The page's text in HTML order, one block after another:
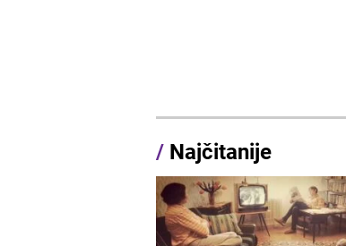
/ Najčitanije